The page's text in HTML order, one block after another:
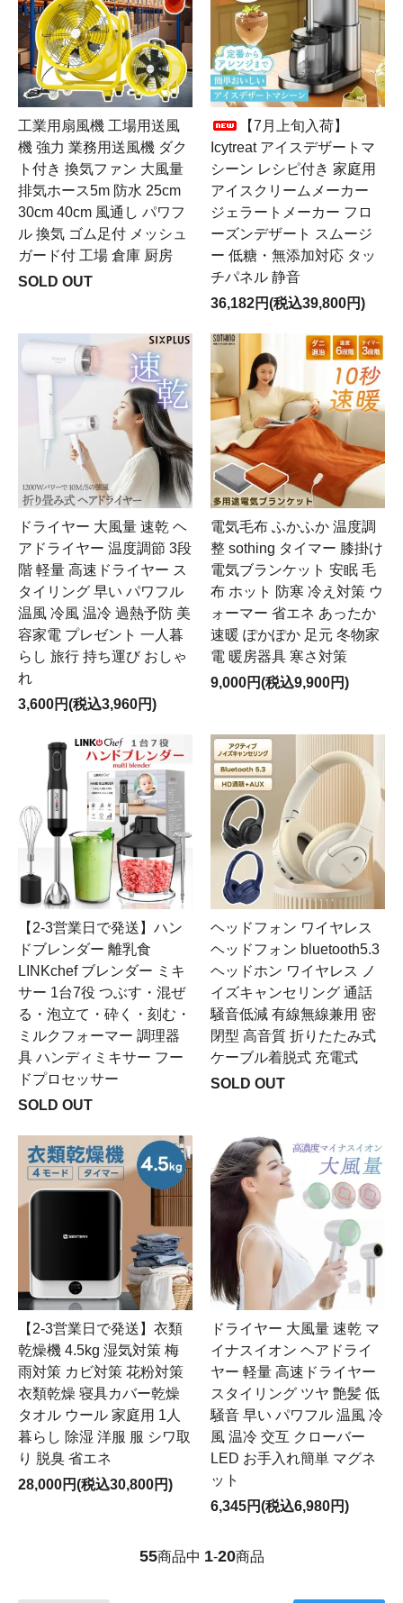
工業用扇風機 工場用送風
機 強力 業務用送風機 ダク
ト付き 換気ファン 大風量
排気ホース5m 防水 25cm
30cm 40cm 風通し パワフ
ル 換気 ゴム足付 メッシュ
ガード付 工場 倉庫 厨房
SOLD OUT
【7月上旬入荷】
Icytreat アイスデザートマ
シーン レシピ付き 家庭用
アイスクリームメーカー
ジェラートメーカー フロ
ーズンデザート スムージ
ー 低糖・無添加対応 タッ
チパネル 静音
36,182円(税込39,800円)
ドライヤー 大風量 速乾 ヘ
アドライヤー 温度調節 3段
階 軽量 高速ドライヤー ス
タイリング 早い パワフル
温風 冷風 温冷 過熱予防 美
容家電 プレゼント 一人暮
らし 旅行 持ち運び おしゃ
れ
3,600円(税込3,960円)
電気毛布 ふかふか 温度調
整 sothing タイマー 膝掛け
電気ブランケット 安眠 毛
布 ホット 防寒 冷え対策 ウ
ォーマー 省エネ あったか
速暖 ぽかぽか 足元 冬物家
電 暖房器具 寒さ対策
9,000円(税込9,900円)
【2-3営業日で発送】ハン
ドブレンダー 離乳食
LINKchef ブレンダー ミキ
サー 1台7役 つぶす・混ぜ
る・泡立て・砕く・刻む・
ミルクフォーマー 調理器
具 ハンディミキサー フー
ドプロセッサー
SOLD OUT
ヘッドフォン ワイヤレス
ヘッドフォン bluetooth5.3
ヘッドホン ワイヤレス ノ
イズキャンセリング 通話
騒音低減 有線無線兼用 密
閉型 高音質 折りたたみ式
ケーブル着脱式 充電式
SOLD OUT
【2-3営業日で発送】衣類
乾燥機 4.5kg 湿気対策 梅
雨対策 カビ対策 花粉対策
衣類乾燥 寝具カバー乾燥
タオル ウール 家庭用 1人
暮らし 除湿 洋服 服 シワ取
り 脱臭 省エネ
28,000円(税込30,800円)
ドライヤー 大風量 速乾 マ
イナスイオン ヘアドライ
ヤー 軽量 高速ドライヤー
スタイリング ツヤ 艶髪 低
騒音 早い パワフル 温風 冷
風 温冷 交互 クローバー
LED お手入れ簡単 マグネ
ット
6,345円(税込6,980円)
55商品中 1-20商品